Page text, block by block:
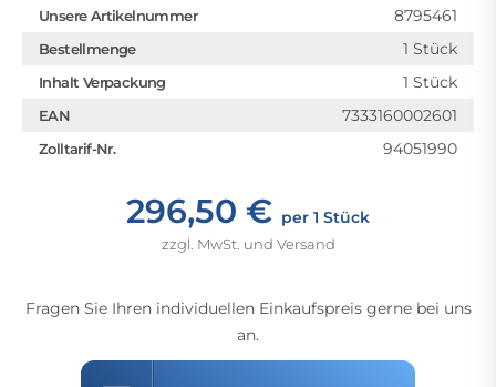
Unsere Artikelnummer 8795461
Bestellmenge 1 Stück
Inhalt Verpackung 1 Stück
EAN 7333160002601
Zolltarif-Nr. 94051990
296,50 € per 1 Stück
zzgl. MwSt. und Versand
Fragen Sie Ihren individuellen Einkaufspreis gerne bei uns
an.